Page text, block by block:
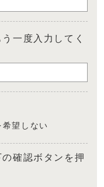
一度入力してく
希望しない
確認ボタンを押